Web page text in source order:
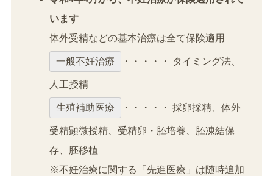
います
体外受精などの基本治療は全て保険適用
一般不妊治療 ・・・・・ タイミング法、
人工授精
生殖補助医療 ・・・・・ 採卵採精、体外
受精顕微授精、受精卵・胚培養、胚凍結保
存、胚移植
※不妊治療に関する「先進医療」は随時追加